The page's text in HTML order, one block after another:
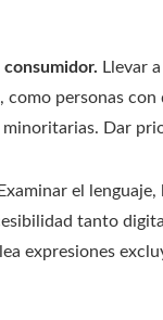
Llevar
personas
minoritarias. Dar
Examinar el
tanto
expresiones